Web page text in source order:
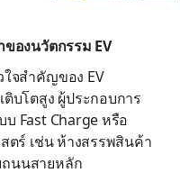
องนวัตกรรม EV
จสำคัญของ EV
บโตสูง ผู้ประกอบการ
Fast Charge หรือ
ตร์ เช่น ห้างสรรพสินค้า
นนสายหลัก